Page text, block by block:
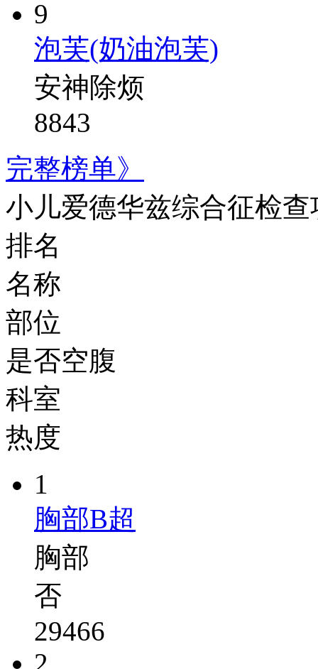
9
泡芙(奶油泡芙)
安神除烦
8843
完整榜单》
小儿爱德华兹综合征检
排名
名称
部位
是否空腹
科室
热度
1
胸部B超
胸部
否
29466